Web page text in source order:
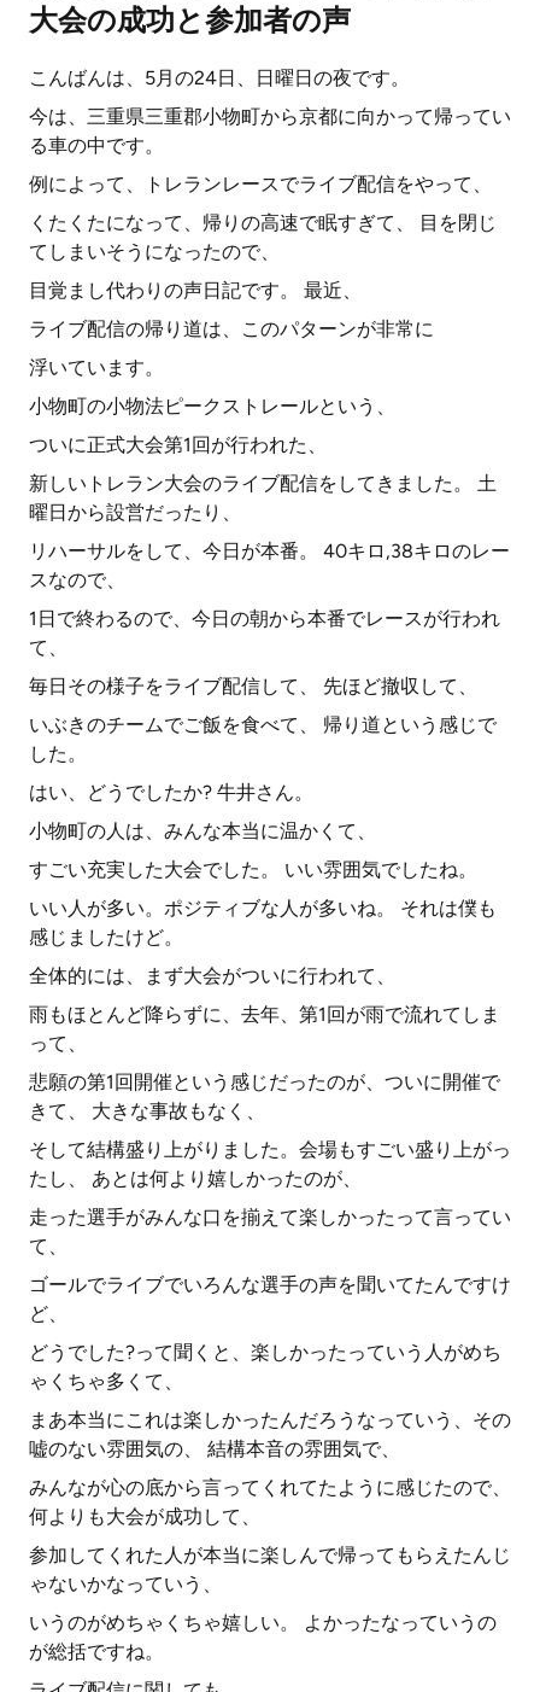
大会の成功と参加者の声
こんばんは、5月の24日、日曜日の夜です。
今は、三重県三重郡小物町から京都に向かって帰ってい
る車の中です。
例によって、トレランレースでライブ配信をやって、
くたくたになって、帰りの高速で眠すぎて、 目を閉じ
てしまいそうになったので、
目覚まし代わりの声日記です。 最近、
ライブ配信の帰り道は、このパターンが非常に
浮いています。
小物町の小物法ピークストレールという、
ついに正式大会第1回が行われた、
新しいトレラン大会のライブ配信をしてきました。 土
曜日から設営だったり、
リハーサルをして、今日が本番。 40キロ,38キロのレー
スなので、
1日で終わるので、今日の朝から本番でレースが行われ
て、
毎日その様子をライブ配信して、 先ほど撤収して、
いぶきのチームでご飯を食べて、 帰り道という感じで
した。
はい、どうでしたか? 牛井さん。
小物町の人は、みんな本当に温かくて、
すごい充実した大会でした。 いい雰囲気でしたね。
いい人が多い。ポジティブな人が多いね。 それは僕も
感じましたけど。
全体的には、まず大会がついに行われて、
雨もほとんど降らずに、去年、第1回が雨で流れてしま
って、
悲願の第1回開催という感じだったのが、ついに開催で
きて、 大きな事故もなく、
そして結構盛り上がりました。会場もすごい盛り上がっ
たし、 あとは何より嬉しかったのが、
走った選手がみんな口を揃えて楽しかったって言ってい
て、
ゴールでライブでいろんな選手の声を聞いてたんですけ
ど、
どうでした?って聞くと、楽しかったっていう人がめち
ゃくちゃ多くて、
まあ本当にこれは楽しかったんだろうなっていう、その
嘘のない雰囲気の、 結構本音の雰囲気で、
みんなが心の底から言ってくれてたように感じたので、
何よりも大会が成功して、
参加してくれた人が本当に楽しんで帰ってもらえたんじ
ゃないかなっていう、
いうのがめちゃくちゃ嬉しい。 よかったなっていうの
が総括ですね。